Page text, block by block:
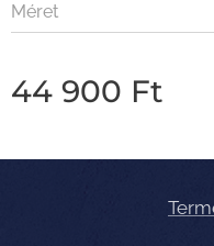
Méret
44 900 Ft